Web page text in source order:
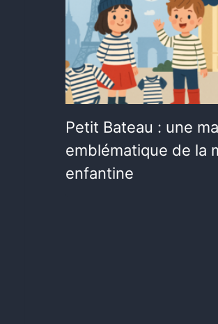
Petit Bateau : une
emblématique de la
enfantine